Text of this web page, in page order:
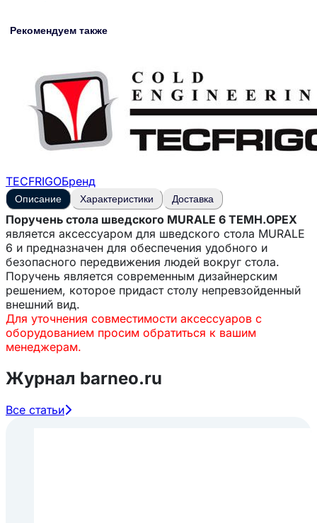
Рекомендуем также
TECFRIGOБренд
Описание Характеристики Доставка
Поручень стола шведского MURALE 6 ТЕМН.ОРЕХ
является аксессуаром для шведского стола MURALE
6 и предназначен для обеспечения удобного и
безопасного передвижения людей вокруг стола.
Поручень является современным дизайнерским
решением, которое придаст столу непревзойденный
внешний вид.
Для уточнения совместимости аксессуаров с
оборудованием просим обратиться к вашим
менеджерам.
Журнал barneo.ru
Все статьи